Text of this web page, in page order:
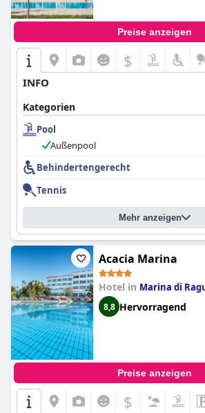
Preise anzeigen
$
INFO
Kategorien
Pool
Außenpool
Behindertengerecht
Tennis
Mehr anzeigen
Acacia Marina
Hotel in Marina di
8,8 Hervorragend
Preise anzeigen
$